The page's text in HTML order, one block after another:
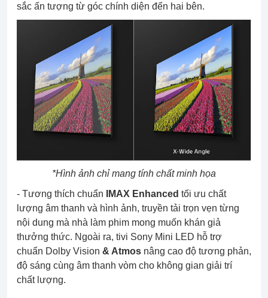
sắc ấn tượng từ góc chính diện đến hai bên.
*Hình ảnh chỉ mang tính chất minh họa
- Tương thích chuẩn IMAX Enhanced tối ưu chất
lượng âm thanh và hình ảnh, truyền tải trọn vẹn từng
nội dung mà nhà làm phim mong muốn khán giả
thưởng thức. Ngoài ra, tivi Sony Mini LED hỗ trợ
chuẩn Dolby Vision & Atmos nâng cao độ tương phản,
độ sáng cùng âm thanh vòm cho không gian giải trí
chất lượng.